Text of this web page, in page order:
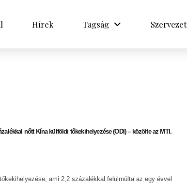
Hírek Tagság Szervezet
nőtt Kína külföldi tőkekihelyezése (ODI) – közölte az MTI.
ami 2,2 százalékkal felülmúlta az egy évvel